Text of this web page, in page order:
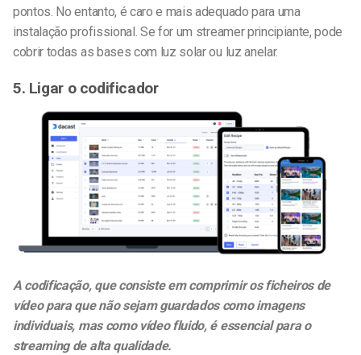
pontos. No entanto, é caro e mais adequado para uma
instalação profissional. Se for um streamer principiante, pode
cobrir todas as bases com luz solar ou luz anelar.
5. Ligar o codificador
A codificação, que consiste em comprimir os ficheiros de
vídeo para que não sejam guardados como imagens
individuais, mas como vídeo fluido, é essencial para o
streaming de alta qualidade.